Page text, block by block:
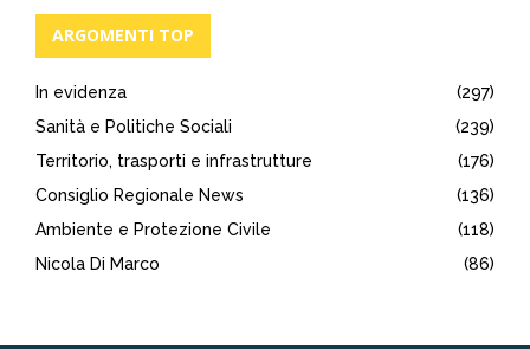
ARGOMENTI TOP
In evidenza
(297)
Sanità e Politiche Sociali
(239)
Territorio, trasporti e infrastrutture
(176)
Consiglio Regionale News
(136)
Ambiente e Protezione Civile
(118)
Nicola Di Marco
(86)